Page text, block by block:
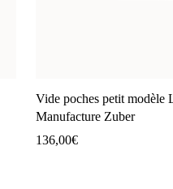
Vide poches petit modèle
Manufacture Zuber
136,00€